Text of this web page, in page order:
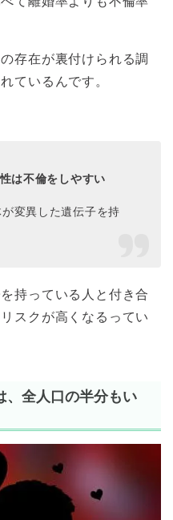
存在が裏付けられる調
ているんです。
は不倫をしやすい
変異した遺伝子を持
持っている人と付き合
スクが高くなるってい
、全人口の半分もい